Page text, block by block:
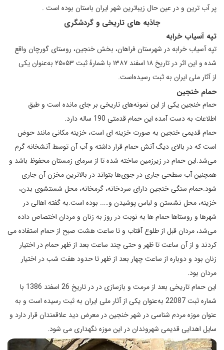
پر آب ترین و در عین حال زیباترین شهر ایران باستان بوده است .
جاذبه های تاریخی و گردشگری
تپه آسیاب خرابه
تپه آسیاب خرابه در شهرستان فراهان، بخش خنجین، روستای گورچان واقع
شده و این اثر در تاریخ ۱۸ اسفند ۱۳۸۷ با شمارهٔ ثبت ۲۵۰۵۳ به‌عنوان یکی
از آثار ملی ایران به ثبت رسیده‌است.
حمام خنجین
حمام خنجین یکی از این نمونه‌های تاریخی بر جای مانده است و طبق
اطلاعات به دست آمده این حمام قدمتی 190 ساله دارد.
حمام قدیمی خنجین به صورت خزینه ای است، خزینه مکانی‌ مانند حوض
است که در بالای دیگ آتش حمام‌ قرار داشته و آب آن توسط آتشخانه گرم
می‌شد.این حمام در زیرزمین ساخته شده تا از سرمای زمستان محفوظ باشد و
همچنین آب سطحی جاری در جوی‌ها بتواند در بالاترین مخزن آن جاری
شود.حمام سنگی خنجین دارای سردخانه، گرمخانه، محل شستشوی بدن،
خزینه، محل نشستن و لباس پوشیدن و….. بوده است.به گفته اهالی در
شهرها و روستاها حمام ها به نوبت در روز به زنان و مردان اختصاص داده
می‌شد، مردان قبل از طلوع آفتاب و تا ساعت هشت صبح از حمام استفاده می
کردند و از آن ساعت تا ظهر و حتی چند ساعت بعد از ظهر حمام در اختیار
زنان بود و دوباره از ساعت چهار بعد از ظهر تا حدود هفت شب در اختیار
مردان بود.
این حمام تاریخی بعد از مرمت و بازسازی در در تاریخ 26 اسفند 1386 با
شماره ثبت 22087 به‌عنوان یکی از آثار ملی ایران به ثبت رسیده است و به
عنوان موزه مردم شناسی در شهر خنجین در معرض دید علاقمندان قرار دارد و
سایل اهدایی قدیمی شهروندان در این موزه نگهداری می شود.